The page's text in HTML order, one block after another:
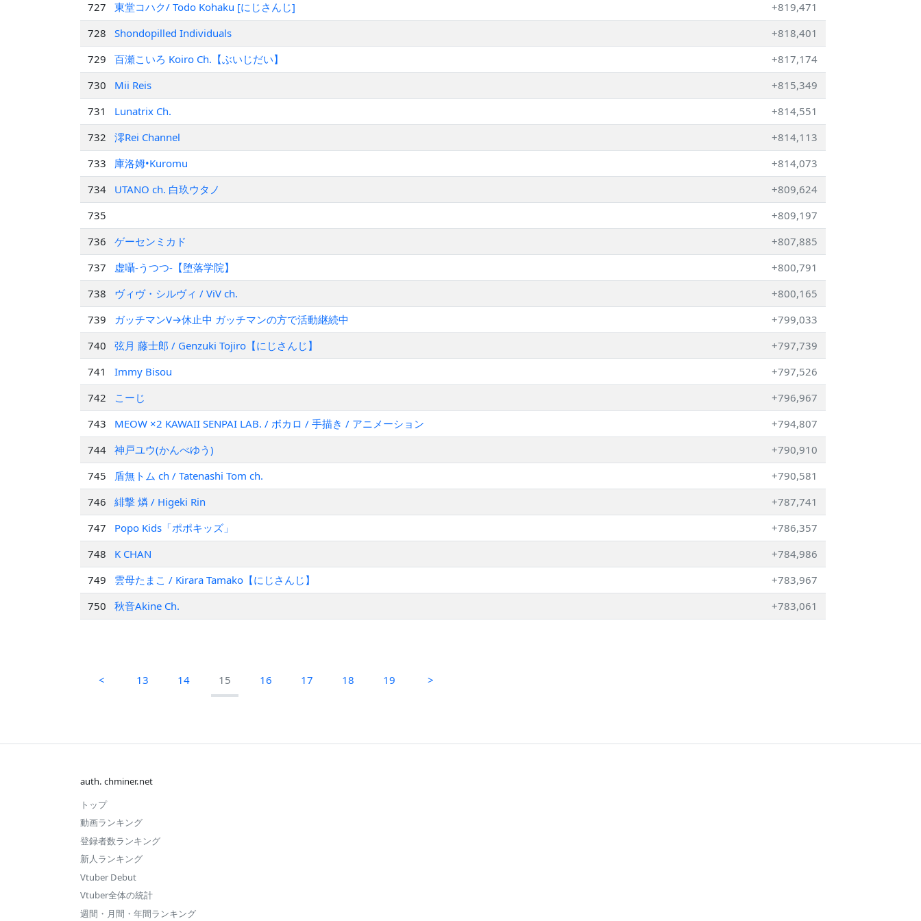
727
東堂コハク/ Todo Kohaku [にじさんじ]
+819,471
728
Shondopilled Individuals
+818,401
729
百瀬こいろ Koiro Ch.【ぶいじだい】
+817,174
730
Mii Reis
+815,349
731
Lunatrix Ch.
+814,551
732
澪Rei Channel
+814,113
733
庫洛姆•Kuromu
+814,073
734
UTANO ch. 白玖ウタノ
+809,624
735
+809,197
736
ゲーセンミカド
+807,885
737
虚囁‐うつつ‐【堕落学院】
+800,791
738
ヴィヴ・シルヴィ / ViV ch.
+800,165
739
ガッチマンV→休止中 ガッチマンの方で活動継続中
+799,033
740
弦月 藤士郎 / Genzuki Tojiro【にじさんじ】
+797,739
741
Immy Bisou
+797,526
742
こーじ
+796,967
743
MEOW ×2 KAWAII SENPAI LAB. / ボカロ / 手描き / アニメーション
+794,807
744 神戸ユウ(かんべゆう)
+790,910
745
盾無トム ch / Tatenashi Tom ch.
+790,581
746
緋撃 燐 / Higeki Rin
+787,741
747
Popo Kids「ポポキッズ」
+786,357
748
K CHAN
+784,986
749
雲母たまこ / Kirara Tamako【にじさんじ】
+783,967
750
秋音Akine Ch. +783,061
< 13 14 15 16 17 18 19 >
auth. chminer.net
トップ
動画ランキング
登録者数ランキング
新人ランキング
Vtuber Debut
Vtuber全体の統計
週間・月間・年間ランキング